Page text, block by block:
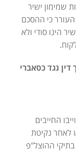
שמימון ישיר
" הערר 6. טוען העורר כי ההסכם
הינו סודי ולא
עורך דין נגד כסאברי
החייבים
לאחר נקיטת
ההוצל"פ